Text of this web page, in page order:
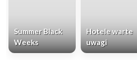
Summer Black
Weeks
Hotele warte
uwagi